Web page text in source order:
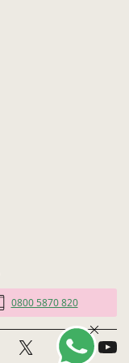
0800 5870 820